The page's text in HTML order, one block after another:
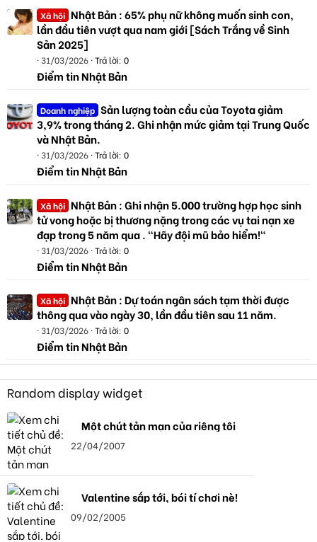
Xã hội Nhật Bản : 65% phụ nữ không muốn sinh con,
lần đầu tiên vượt qua nam giới [Sách Trắng về Sinh
Sản 2025]
31/03/2026 Trả lời: 0
Điểm tin Nhật Bản
Doanh nghiệp Sản lượng toàn cầu của Toyota giảm
3,9% trong tháng 2. Ghi nhận mức giảm tại Trung Quốc
và Nhật Bản.
31/03/2026 Trả lời: 0
Điểm tin Nhật Bản
Xã hội Nhật Bản : Ghi nhận 5.000 trường hợp học sinh
tử vong hoặc bị thương nặng trong các vụ tai nạn xe
đạp trong 5 năm qua . "Hãy đội mũ bảo hiểm!"
31/03/2026 Trả lời: 0
Điểm tin Nhật Bản
Xã hội Nhật Bản : Dự toán ngân sách tạm thời được
thông qua vào ngày 30, lần đầu tiên sau 11 năm.
31/03/2026 Trả lời: 0
Điểm tin Nhật Bản
Random display widget
Một chút tản mạn của riêng tôi
22/04/2007
Valentine sắp tới, bói tí chơi nè!
09/02/2005